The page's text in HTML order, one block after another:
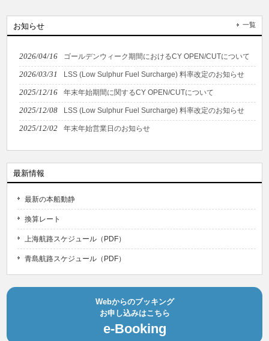
お知らせ 一覧
2026/04/16 ゴールデンウィーク期間におけるCY OPEN/CUTについて
2026/03/31 LSS (Low Sulphur Fuel Surcharge) 料率改定のお知らせ
2025/12/16 年末年始期間に関するCY OPEN/CUTについて
2025/12/08 LSS (Low Sulphur Fuel Surcharge) 料率改定のお知らせ
2025/12/02 年末年始営業日のお知らせ
最新情報
最新の本船動静
換算レート
上海航路スケジュール（PDF）
青島航路スケジュール（PDF）
Webからのブッキング
お申し込みはこちら
e-Booking